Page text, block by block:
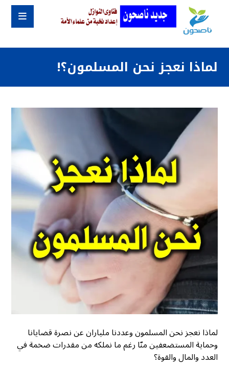
لماذا نعجز نحن المسلمون؟!
لماذا نعجز نحن المسلمون وعددنا ملياران عن نصرة قضايانا
وحماية المستضعفين منّا رغم ما نملكه من مقدرات ضخمة في
العدد والمال والقوة؟